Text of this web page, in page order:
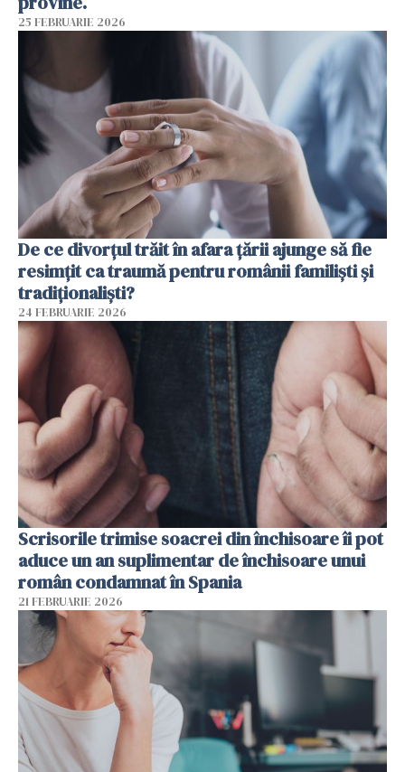
25 FEBRUARIE 2026
De ce divorțul trăit în afara țării ajunge să fie
resimțit ca traumă pentru românii familiști și
tradiționaliști?
24 FEBRUARIE 2026
Scrisorile trimise soacrei din închisoare îi pot
aduce un an suplimentar de închisoare unui
român condamnat în Spania
21 FEBRUARIE 2026